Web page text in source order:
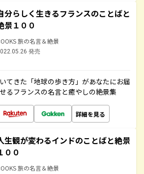
分らしく生きるフランスのことばと
景１００
旅の名言＆絶景
発売
てきた「地球の歩き方」があなたにお届
るフランスの名言と癒やしの絶景集
詳細を見る
生観が変わるインドのことばと絶景
００
旅の名言＆絶景